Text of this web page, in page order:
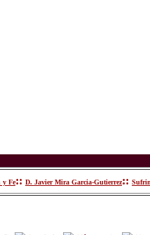
y Fe:: D. Javier Mira Garcia-Gutierrez::